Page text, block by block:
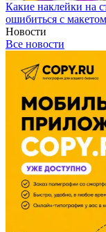
Какие наклейки на
ошибиться с макетом
Новости
Все новости